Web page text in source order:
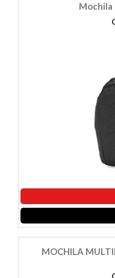
Mochila
MOCHILA